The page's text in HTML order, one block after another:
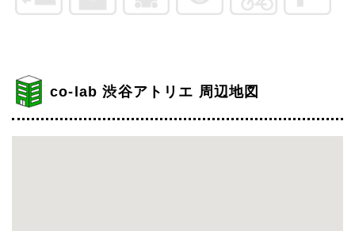
co-lab 渋谷アトリエ 周辺地図